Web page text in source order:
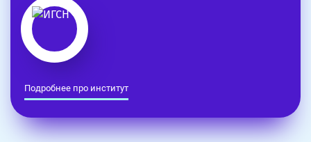
Подробнее про институт